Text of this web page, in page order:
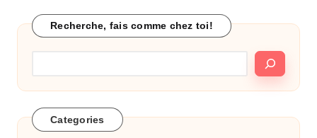
Recherche, fais comme chez toi!
Categories